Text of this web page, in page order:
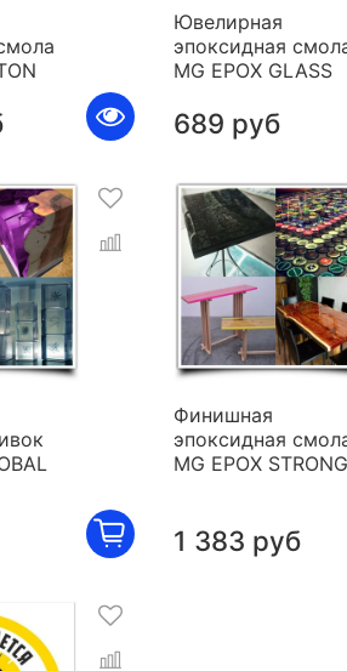
Ювелирная
эпоксидная
MG EPOX GLASS
689 руб
Финишная
эпоксидная
MG EPOX STRONG
1 383 руб